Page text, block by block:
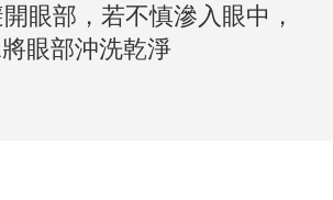
眼部，若不慎滲入眼中，
眼部沖洗乾淨